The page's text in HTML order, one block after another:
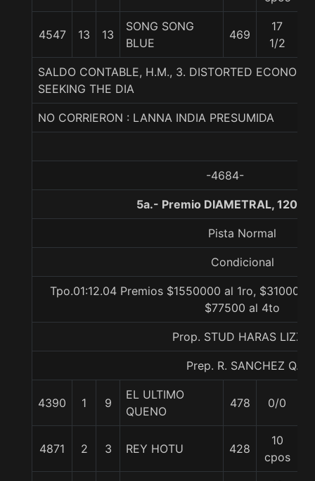
4547 13 13
SONG SONG
BLUE
469
17
1/2
SALDO CONTABLE, H.M., 3. DISTORTED
SEEKING THE DIA
NO CORRIERON : LANNA INDIA PRESUMIDA
-4684-
5a.- Premio DIAMETRAL, 1200
Pista Normal
Condicional
Tpo.01:12.04 Premios $1550000 al 1ro, $310000
$77500 al 4to
Prop. STUD HARAS LIZZIE
Prep. R. SANCHEZ Q.
4390 1 9
EL ULTIMO
QUENO
478 0/0
4871 2 3 REY HOTU 428
10
cpos